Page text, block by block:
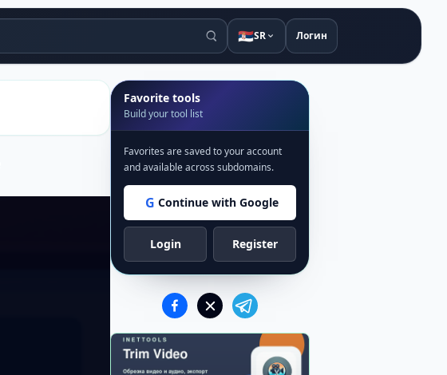
🇷🇸SR Логин
Favorite tools
Build your tool list
Favorites are saved to your account
and available across subdomains.
G Continue with Google
Login Register